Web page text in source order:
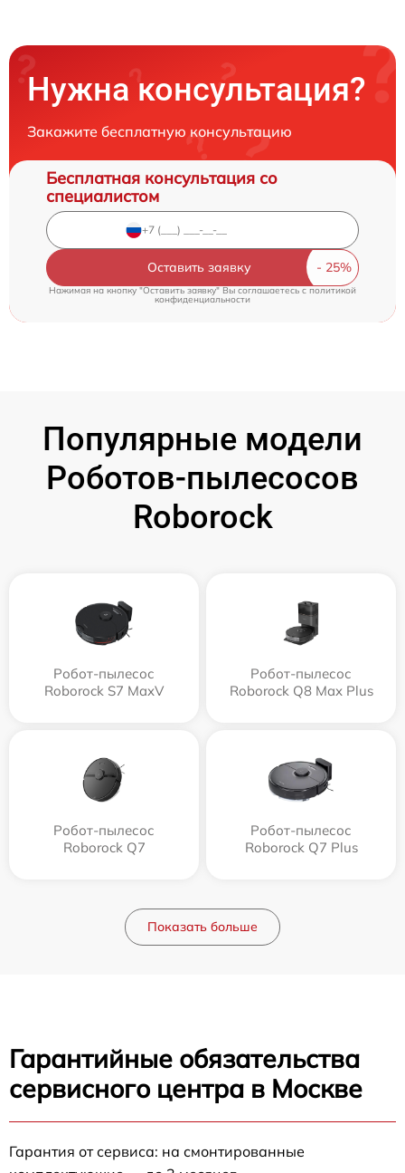
Нужна консультация?
Закажите бесплатную консультацию
Бесплатная консультация со
специалистом
Оставить заявку
Нажимая на кнопку "Оставить заявку" Вы соглашаетесь cполитикой
конфиденциальности
Популярные модели
Роботов-пылесосов
Roborock
Робот-пылесос
Roborock S7 MaxV
Робот-пылесос
Roborock Q8 Max Plus
Робот-пылесос
Roborock Q7
Робот-пылесос
Roborock Q7 Plus
Показать больше
Гарантийные обязательства
сервисного центра в Москве
Гарантия от сервиса: на смонтированные